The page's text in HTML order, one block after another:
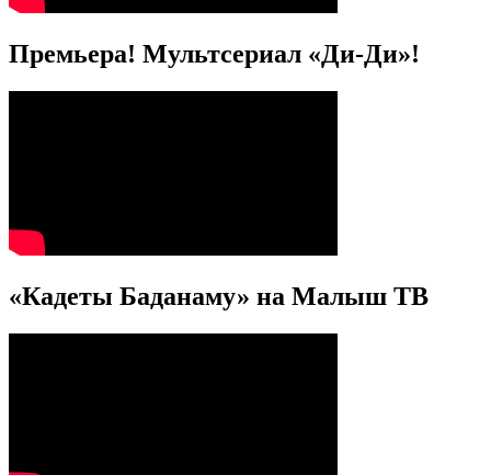
Премьера! Мультсериал «Ди-Ди»!
«Кадеты Баданаму» на Малыш ТВ